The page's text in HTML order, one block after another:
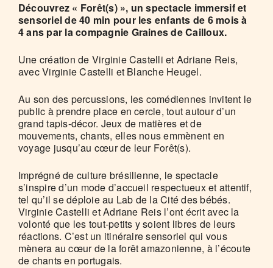
Découvrez « Forêt(s) », un spectacle immersif et
sensoriel de 40 min pour les enfants de 6 mois à
4 ans par la compagnie Graines de Cailloux.
Une création de Virginie Castelli et Adriane Reis,
avec Virginie Castelli et Blanche Heugel.
Au son des percussions, les comédiennes invitent le
public à prendre place en cercle, tout autour d’un
grand tapis-décor. Jeux de matières et de
mouvements, chants, elles nous emmènent en
voyage jusqu’au cœur de leur Forêt(s).
Imprégné de culture brésilienne, le spectacle
s’inspire d’un mode d’accueil respectueux et attentif,
tel qu’il se déploie au Lab de la Cité des bébés.
Virginie Castelli et Adriane Reis l’ont écrit avec la
volonté que les tout-petits y soient libres de leurs
réactions. C’est un itinéraire sensoriel qui vous
mènera au cœur de la forêt amazonienne, à l’écoute
de chants en portugais.